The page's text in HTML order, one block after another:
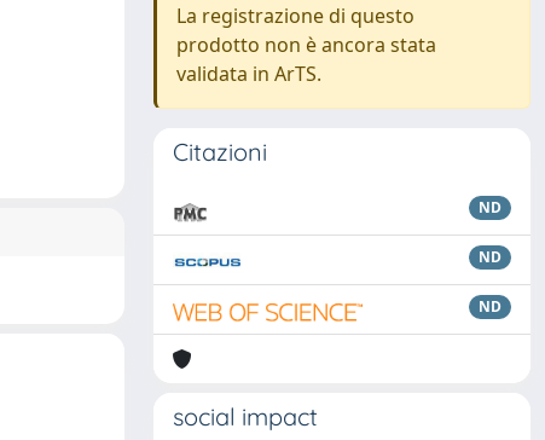
La registrazione di questo
prodotto non è ancora stata
validata in ArTS.
Citazioni
ND
ND
ND
social impact